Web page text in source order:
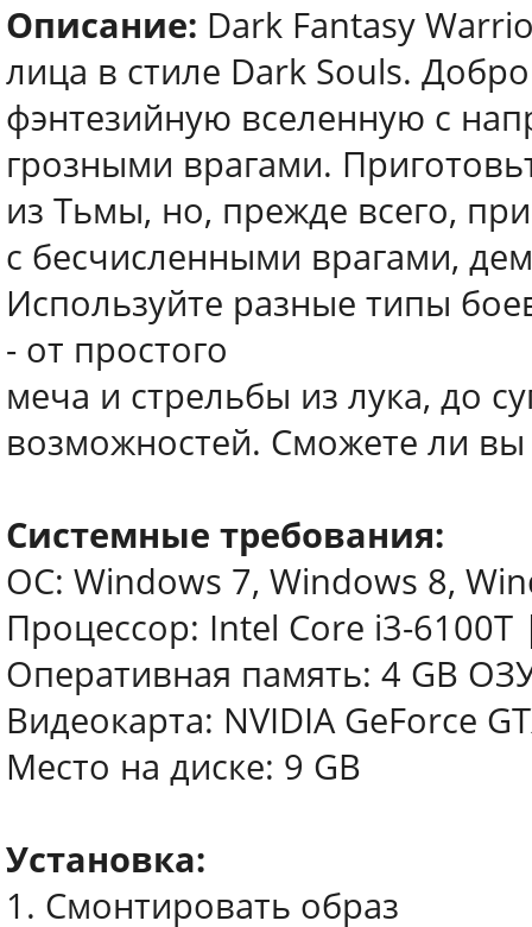
Описание: Dark Fantasy
лица в стиле Dark Souls.
фэнтезийную вселенную с
грозными врагами.
из Тьмы, но, прежде всего,
с бесчисленными врагами,
Используйте разные типы
- от простого
меча и стрельбы из лука, до
возможностей. Сможете ли вы
Системные требования:
ОС: Windows 7, Windows 8,
Процессор: Intel Core i3-6100T
Оперативная память: 4 GB
Видеокарта: NVIDIA GeForce
Место на диске: 9 GB
Установка:
1. Смонтировать образ